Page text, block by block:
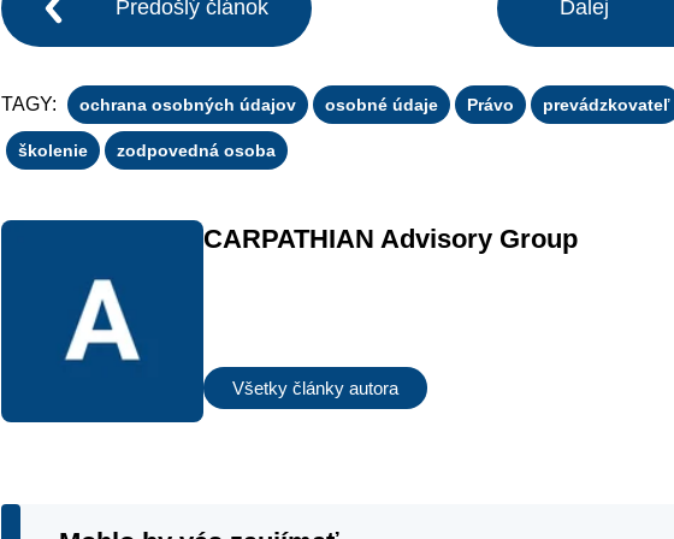
Predošlý článok Ďalej
TAGY: ochrana osobných údajov osobné údaje Právo prevádzkovateľ
školenie zodpovedná osoba
CARPATHIAN Advisory Group
Všetky články autora